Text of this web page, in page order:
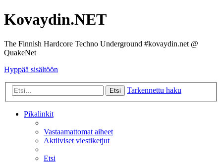
Kovaydin.NET
The Finnish Hardcore Techno Underground #kovaydin.net @
QuakeNet
Hyppää sisältöön
Etsi Tarkennettu haku
Pikalinkit
Vastaamattomat aiheet
Aktiiviset viestiketjut
Etsi